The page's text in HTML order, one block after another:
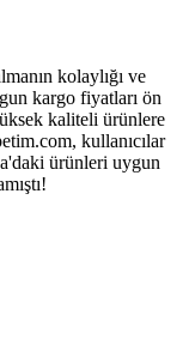
kolaylığı ve
kargo fiyatları ön
kaliteli ürünlere
kullanıcılar
ürünleri uygun